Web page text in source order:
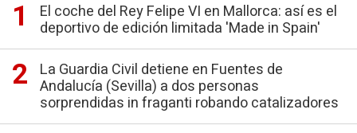
El coche del Rey Felipe VI en Mallorca: así es el
deportivo de edición limitada 'Made in Spain'
La Guardia Civil detiene en Fuentes de
Andalucía (Sevilla) a dos personas
sorprendidas in fraganti robando catalizadores